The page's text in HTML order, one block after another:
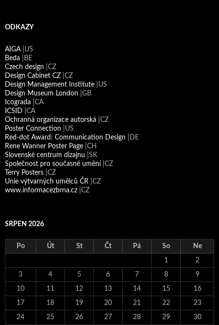
ODKAZY
AIGA |US
Beda |BE
Czech design |CZ
Design Cabinet CZ |CZ
Design Management Institute |US
Design Museum London |GB
Icograda |CA
ICSID |CA
Ochranná organizace autorská |CZ
Poster Connection |US
Red-dot Award: Communication Design |DE
Rene Wanner Poster Page |CH
Slovenské centrum dizajnu |SK
Společnost pro současné umění |CZ
Terry Posters |CZ
Unie výtvarných umělců ČR |CZ
www.informacezbrna.cz |CZ
SRPEN 2026
Po Út St Čt Pá So Ne
1 2
3 4 5 6 7 8 9
10 11 12 13 14 15 16
17 18 19 20 21 22 23
24 25 26 27 28 29 30